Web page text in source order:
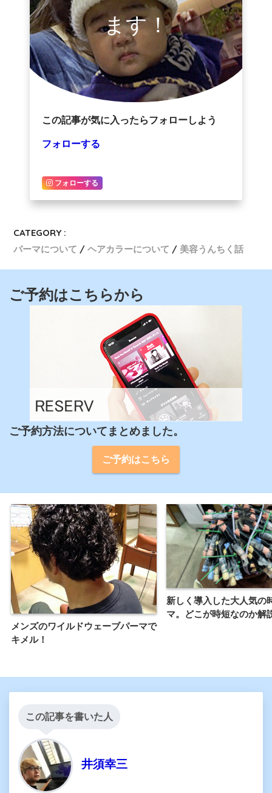
ます！
この記事が気に入ったらフォローしよう
フォローする
フォローする
CATEGORY :
パーマについて
ヘアカラーについて 美容うんちく話
ご予約はこちらから
ご予約方法についてまとめました。
ご予約はこちら
メンズのワイルドウェーブパーマで
キメル！
新しく導入した大人気の
マ。どこが時短なのか解
この記事を書いた人
井須幸三